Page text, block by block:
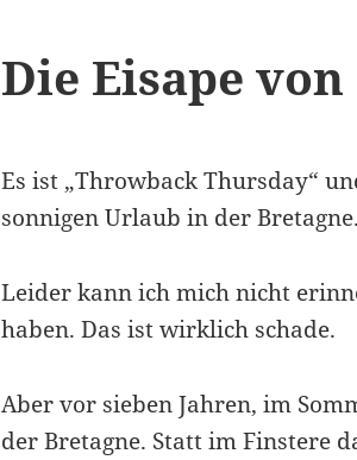
Die Eisape
Es ist „Throwback Thursday“
sonnigen Urlaub in der Bretagne.
Leider kann ich mich nicht
haben. Das ist wirklich schade.
Aber vor sieben Jahren, im
der Bretagne. Statt im Finstere